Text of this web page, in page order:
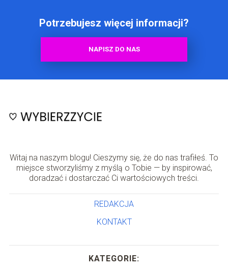
Potrzebujesz więcej informacji?
NAPISZ DO NAS
Witaj na naszym blogu! Cieszymy się, że do nas trafiłeś. To
miejsce stworzyliśmy z myślą o Tobie — by inspirować,
doradzać i dostarczać Ci wartościowych treści.
REDAKCJA
KONTAKT
KATEGORIE: